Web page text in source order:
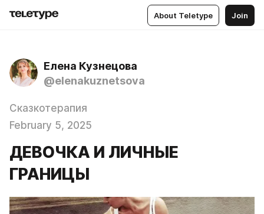
About Teletype Join
Елена Кузнецова
@elenakuznetsova
Сказкотерапия
February 5, 2025
ДЕВОЧКА И ЛИЧНЫЕ
ГРАНИЦЫ